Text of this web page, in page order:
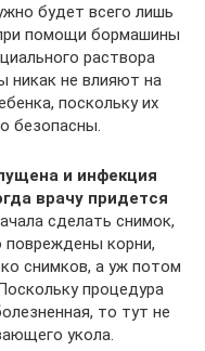
будет всего лишь
помощи бормашины
раствора
никак не влияют на
поскольку их
безопасны.
и инфекция
врачу придется
сделать снимок,
повреждены корни,
снимков, а уж потом
процедура
то тут не
укола.